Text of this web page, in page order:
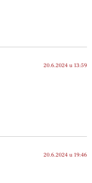
20.6.2024 u 13:59
20.6.2024 u 19:46